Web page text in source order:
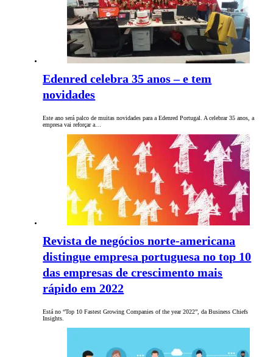
Edenred celebra 35 anos – e tem
novidades
Este ano será palco de muitas novidades para a Edenred Portugal. A celebrar 35 anos, a
empresa vai reforçar a…
Revista de negócios norte-americana
distingue empresa portuguesa no top 10
das empresas de crescimento mais
rápido em 2022
Está no “Top 10 Fastest Growing Companies of the year 2022”, da Business Chiefs
Insights.